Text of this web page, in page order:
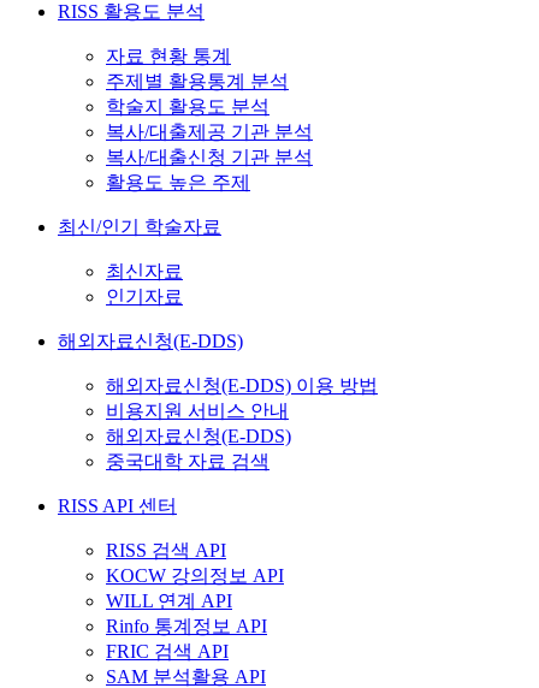
RISS 활용도 분석
자료 현황 통계
주제별 활용통계 분석
학술지 활용도 분석
복사/대출제공 기관 분석
복사/대출신청 기관 분석
활용도 높은 주제
최신/인기 학술자료
최신자료
인기자료
해외자료신청(E-DDS)
해외자료신청(E-DDS) 이용 방법
비용지원 서비스 안내
해외자료신청(E-DDS)
중국대학 자료 검색
RISS API 센터
RISS 검색 API
KOCW 강의정보 API
WILL 연계 API
Rinfo 통계정보 API
FRIC 검색 API
SAM 분석활용 API